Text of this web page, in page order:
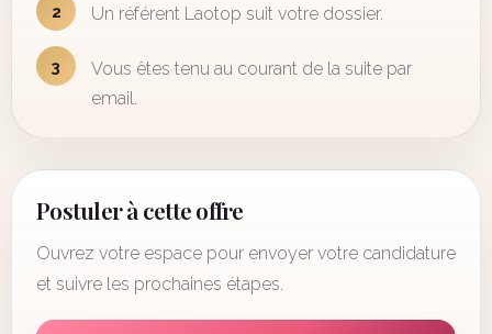
2 Un référent Laotop suit votre dossier.
3
Vous êtes tenu au courant de la suite par
email.
Postuler à cette offre
Ouvrez votre espace pour envoyer votre candidature
et suivre les prochaines étapes.